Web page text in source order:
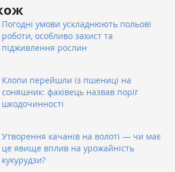
Погодні умови ускладнюють польові
роботи, особливо захист та
підживлення рослин
Клопи перейшли із пшениці на
соняшник: фахівець назвав поріг
шкодочинності
Утворення качанів на волоті — чи має
це явище вплив на урожайність
кукурудзи?